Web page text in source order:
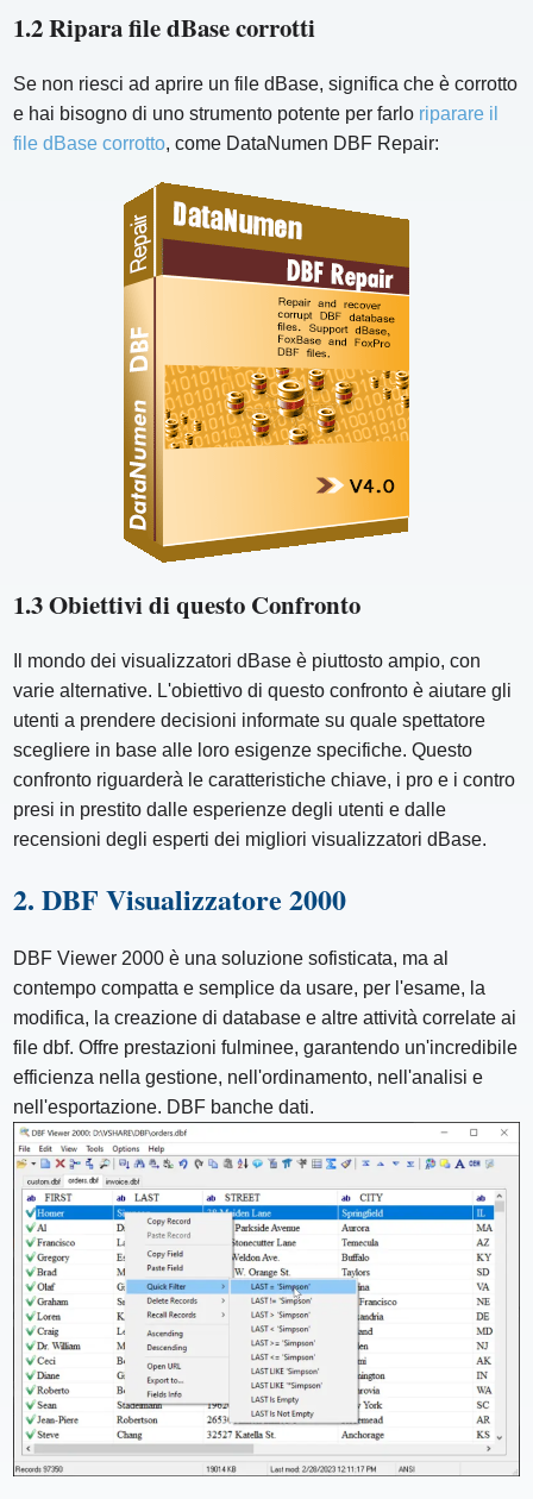
1.2 Ripara file dBase corrotti
Se non riesci ad aprire un file dBase, significa che è corrotto
e hai bisogno di uno strumento potente per farlo riparare il
file dBase corrotto, come DataNumen DBF Repair:
1.3 Obiettivi di questo Confronto
Il mondo dei visualizzatori dBase è piuttosto ampio, con
varie alternative. L'obiettivo di questo confronto è aiutare gli
utenti a prendere decisioni informate su quale spettatore
scegliere in base alle loro esigenze specifiche. Questo
confronto riguarderà le caratteristiche chiave, i pro e i contro
presi in prestito dalle esperienze degli utenti e dalle
recensioni degli esperti dei migliori visualizzatori dBase.
2. DBF Visualizzatore 2000
DBF Viewer 2000 è una soluzione sofisticata, ma al
contempo compatta e semplice da usare, per l'esame, la
modifica, la creazione di database e altre attività correlate ai
file dbf. Offre prestazioni fulminee, garantendo un'incredibile
efficienza nella gestione, nell'ordinamento, nell'analisi e
nell'esportazione. DBF banche dati.